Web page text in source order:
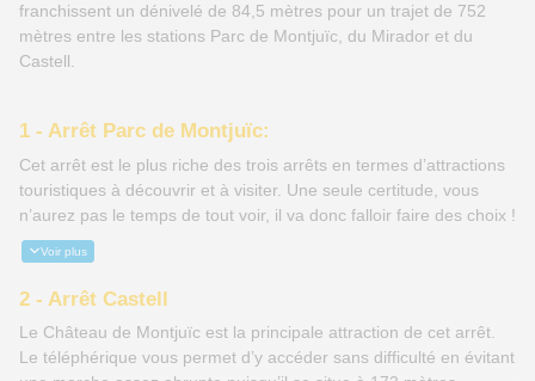
franchissent un dénivelé de 84,5 mètres pour un trajet de 752
mètres entre les stations Parc de Montjuïc, du Mirador et du
Castell.
1 - Arrêt Parc de Montjuïc:
Cet arrêt est le plus riche des trois arrêts en termes d’attractions
touristiques à découvrir et à visiter. Une seule certitude, vous
n’aurez pas le temps de tout voir, il va donc falloir faire des choix !
Voir plus
2 - Arrêt Castell
Le Château de Montjuïc est la principale attraction de cet arrêt.
Le téléphérique vous permet d’y accéder sans difficulté en évitant